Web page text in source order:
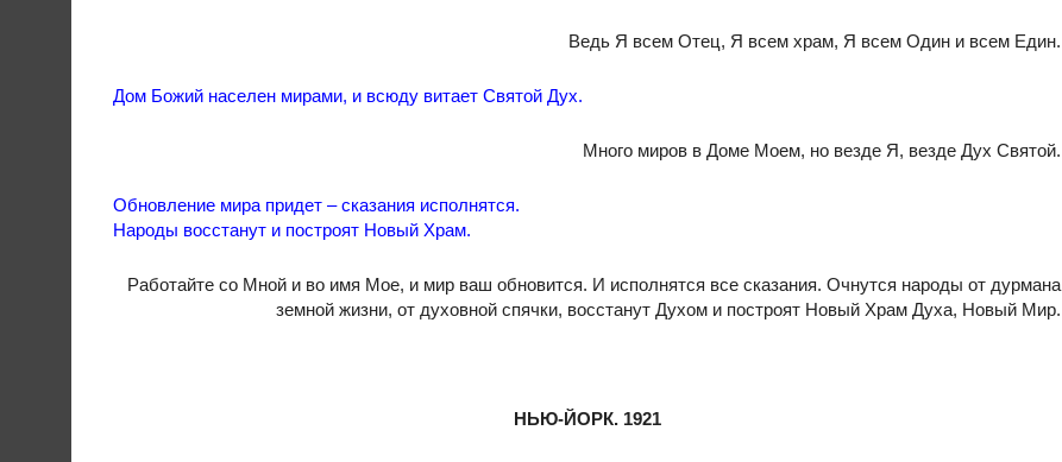
Ведь Я всем Отец, Я всем храм, Я всем Один и всем Един.
Дом Божий населен мирами, и всюду витает Святой Дух.
Много миров в Доме Моем, но везде Я, везде Дух Святой.
Обновление мира придет – сказания исполнятся.
Народы восстанут и построят Новый Храм.
Работайте со Мной и во имя Мое, и мир ваш обновится. И исполнятся все сказания. Очнутся народы от дурмана
земной жизни, от духовной спячки, восстанут Духом и построят Новый Храм Духа, Новый Мир.
НЬЮ-ЙОРК. 1921